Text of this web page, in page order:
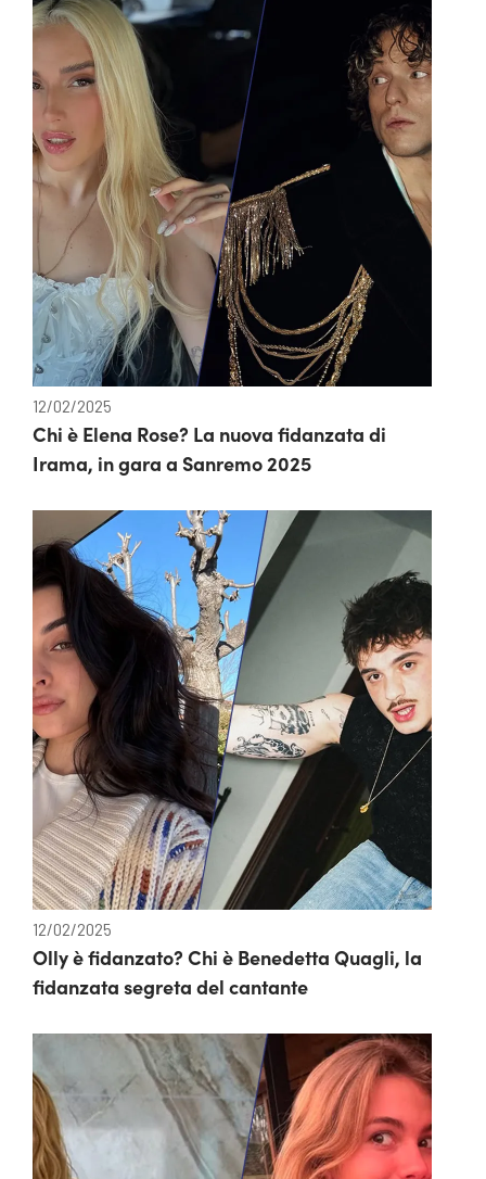
12/02/2025
Chi è Elena Rose? La nuova fidanzata di
Irama, in gara a Sanremo 2025
12/02/2025
Olly è fidanzato? Chi è Benedetta Quagli, la
fidanzata segreta del cantante